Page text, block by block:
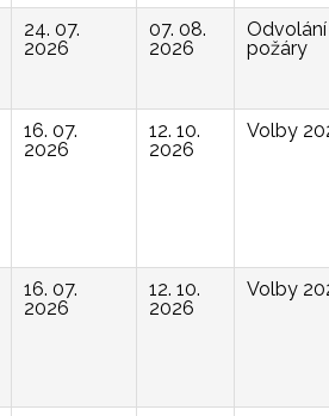
24. 07.
2026
07. 08.
2026
Odvolání
požáry
16. 07.
2026
12. 10.
2026
Volby
16. 07.
2026
12. 10.
2026
Volby